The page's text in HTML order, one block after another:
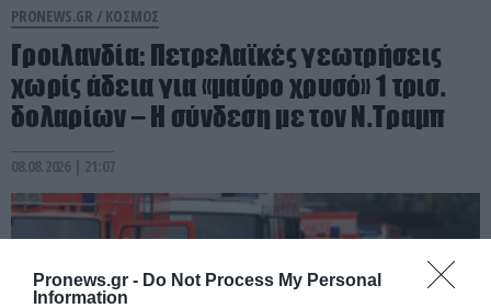
Pronews.gr - Do Not Process My Personal
Information
PRONEWS.GR / ΚΟΣΜΟΣ
Γροιλανδία: Πετρελαϊκές γεωτρήσεις
χωρίς άδεια για «μαύρο χρυσό» 1 τρισ.
δολαρίων – Η σύνδεση με τον Ν.Τραμπ
08.08.2026 | 21:07